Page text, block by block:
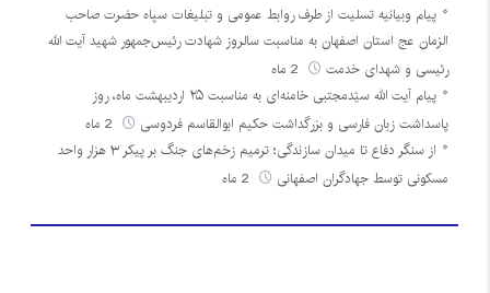
پیام وبیانیه تسلیت از طرف روابط عمومی و تبلیغات سپاه حضرت صاحب
الزمان عج استان اصفهان به مناسبت سالروز شهادت رئیس‌جمهور شهید آیت الله
رئیسی و شهدای خدمت
پیام آیت الله سیّدمجتبی خامنه‌ای به مناسبت ۲۵ اردیبهشت ماه، روز
پاسداشت زبان فارسی و بزرگداشت حکیم ابوالقاسم فردوسی
از سنگر دفاع تا میدان سازندگی؛ ترمیم زخم‌های جنگ بر پیکر ۳ هزار واحد
مسکونی توسط جهادگران اصفهانی